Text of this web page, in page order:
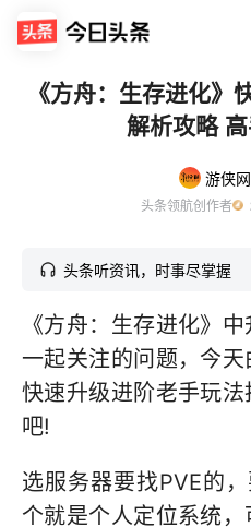
《方舟：生存进化》
解析攻略
游侠网
头条领航创作者
头条听资讯，时事尽掌握
《方舟：生存进化》
一起关注的问题，今
快速升级进阶老手玩
吧!
选服务器要找PVE的
个就是个人定位系统